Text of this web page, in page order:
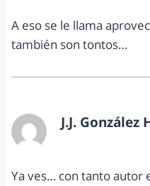
A eso se le llama
también son tontos…
J.J. González
Ya ves… con tanto autor